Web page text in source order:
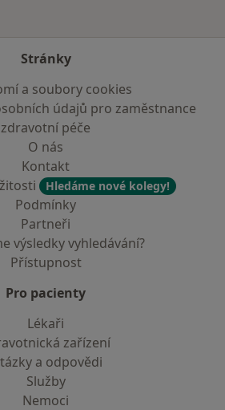
Stránky
a soubory cookies
údajů pro zaměstnance
zdravotní péče
O nás
Kontakt
Hledáme nové kolegy!
Podmínky
Partneři
výsledky vyhledávání?
Přístupnost
Pro pacienty
Lékaři
zařízení
a odpovědi
Služby
Nemoci